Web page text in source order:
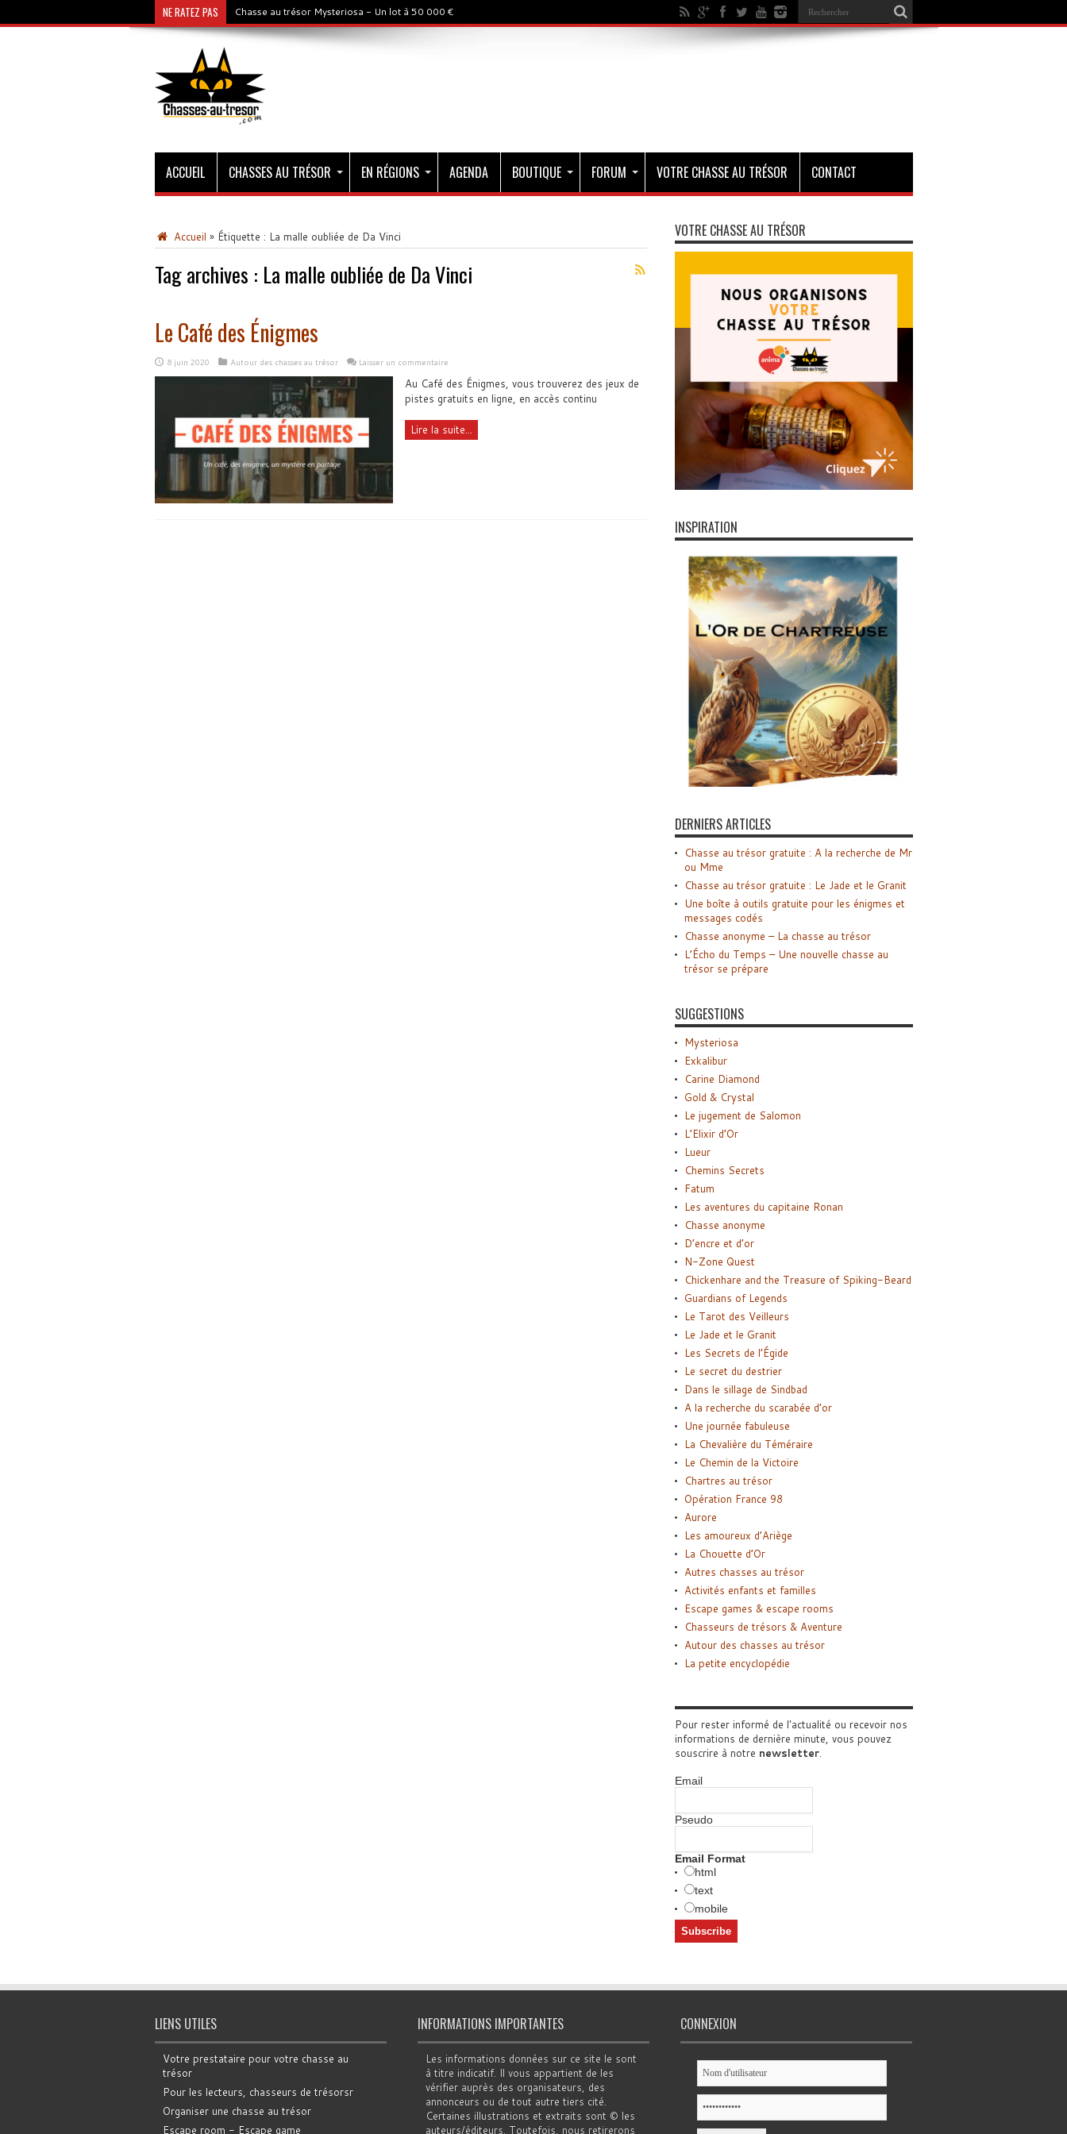
NE RATEZ PAS Chasse au trésor Mysteriosa - Un lot à 50 000 €
ACCUEIL CHASSES AU TRÉSOR EN RÉGIONS AGENDA BOUTIQUE FORUM VOTRE CHASSE AU TRÉSOR CONTACT
Accueil » Étiquette : La malle oubliée de Da Vinci
Tag archives : La malle oubliée de Da Vinci
Le Café des Énigmes
8 juin 2020 Autour des chasses au trésor Laisser un commentaire
Au Café des Énigmes, vous trouverez des jeux de
pistes gratuits en ligne, en accès continu
Lire la suite...
VOTRE CHASSE AU TRÉSOR
INSPIRATION
DERNIERS ARTICLES
Chasse au trésor gratuite : A la recherche de Mr
ou Mme
Chasse au trésor gratuite : Le Jade et le Granit
Une boîte à outils gratuite pour les énigmes et
messages codés
Chasse anonyme – La chasse au trésor
L’Écho du Temps – Une nouvelle chasse au
trésor se prépare
SUGGESTIONS
Mysteriosa
Exkalibur
Carine Diamond
Gold & Crystal
Le jugement de Salomon
L’Elixir d’Or
Lueur
Chemins Secrets
Fatum
Les aventures du capitaine Ronan
Chasse anonyme
D’encre et d’or
N-Zone Quest
Chickenhare and the Treasure of Spiking-Beard
Guardians of Legends
Le Tarot des Veilleurs
Le Jade et le Granit
Les Secrets de l’Égide
Le secret du destrier
Dans le sillage de Sindbad
A la recherche du scarabée d’or
Une journée fabuleuse
La Chevalière du Téméraire
Le Chemin de la Victoire
Chartres au trésor
Opération France 98
Aurore
Les amoureux d’Ariège
La Chouette d’Or
Autres chasses au trésor
Activités enfants et familles
Escape games & escape rooms
Chasseurs de trésors & Aventure
Autour des chasses au trésor
La petite encyclopédie
Pour rester informé de l'actualité ou recevoir nos
informations de dernière minute, vous pouvez
souscrire à notre newsletter.
Email
Pseudo
Email Format
html
text
mobile
LIENS UTILES
Votre prestataire pour votre chasse au
trésor
Pour les lecteurs, chasseurs de trésorsr
Organiser une chasse au trésor
Escape room - Escape game
INFORMATIONS IMPORTANTES
Les informations données sur ce site le sont
à titre indicatif. Il vous appartient de les
vérifier auprès des organisateurs, des
annonceurs ou de tout autre tiers cité.
Certaines illustrations et extraits sont © les
auteurs/éditeurs. Toutefois, nous retirerons
CONNEXION